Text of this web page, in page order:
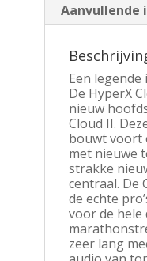
Een
De HyperX
nieuw
Cloud II.
bouwt voort
met nieuwe
strakke
centraal. De
de echte
voor de hele
zeer lang